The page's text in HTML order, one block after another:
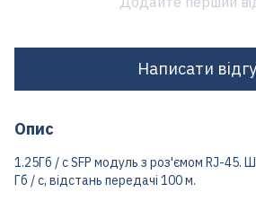
Написати
Опис
1.25Гб / с SFP модуль з роз'ємом RJ-45.
Гб / с, відстань передачі 100 м.